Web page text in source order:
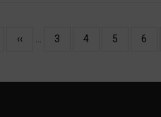
Előző
‹‹ Oldal
3 Oldal
4 Oldal
5 Oldal
6